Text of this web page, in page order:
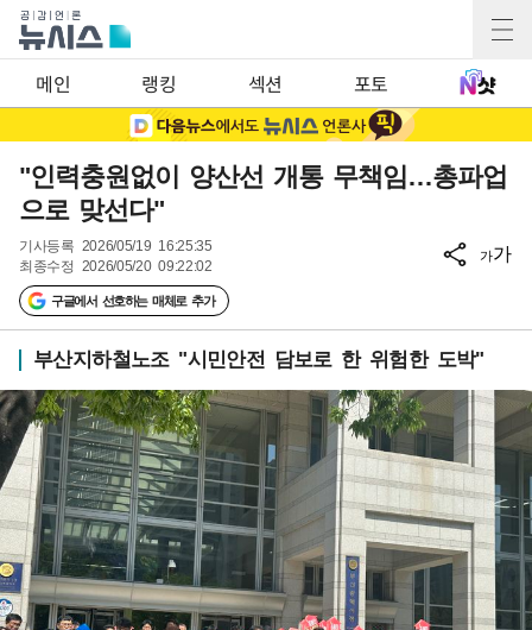
메인 랭킹 섹션 포토
"인력충원없이 양산선 개통 무책임…총파업
으로 맞선다"
기사등록 2026/05/19 16:25:35
최종수정 2026/05/20 09:22:02
구글에서 선호하는 매체로 추가
가가
부산지하철노조 "시민안전 담보로 한 위험한 도박"